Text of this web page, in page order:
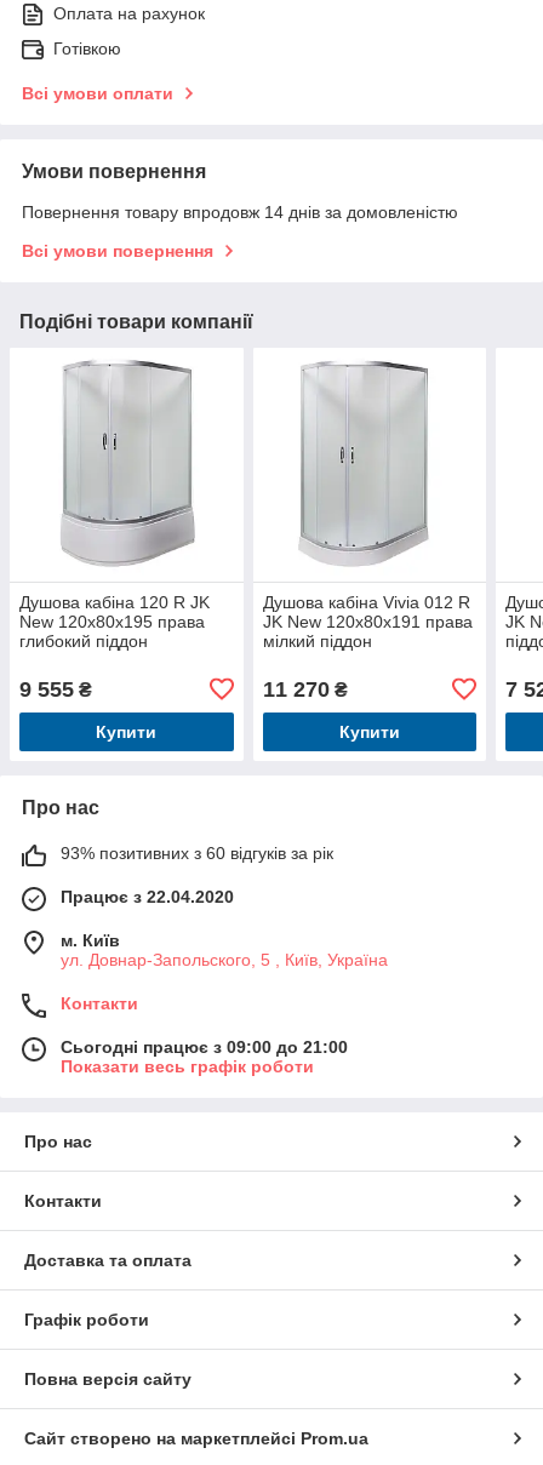
Оплата на рахунок
Готівкою
Всі умови оплати
Умови повернення
Повернення товару впродовж 14 днів за домовленістю
Всі умови повернення
Подібні товари компанії
Душова кабіна 120 R JK
New 120x80x195 права
глибокий піддон
9 555 ₴
Купити
Душова кабіна Vivia 012 R
JK New 120x80x191 права
мілкий піддон
11 270₴
Купити
JK
7
Про нас
93% позитивних з 60 відгуків за рік
Працює з 22.04.2020
м. Київ
ул. Довнар-Запольского, 5 , Київ, Україна
Контакти
Сьогодні працює з 09:00 до 21:00
Показати весь графік роботи
Про нас
Контакти
Доставка та оплата
Графік роботи
Повна версія сайту
Сайт створено на маркетплейсі Prom.ua